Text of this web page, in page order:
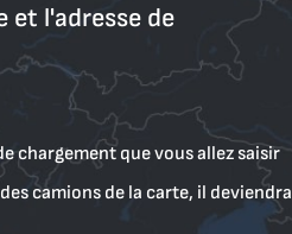
et l'adresse de
chargement que vous allez saisir
camions de la carte, il deviendra